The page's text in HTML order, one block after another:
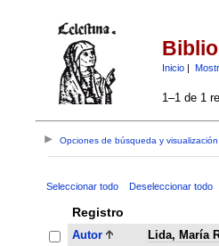
Inicio|
1–1 de 1
Opciones de búsqueda y visualización
Seleccionar todo Deseleccionar todo
Registro
Autor
Lida, María